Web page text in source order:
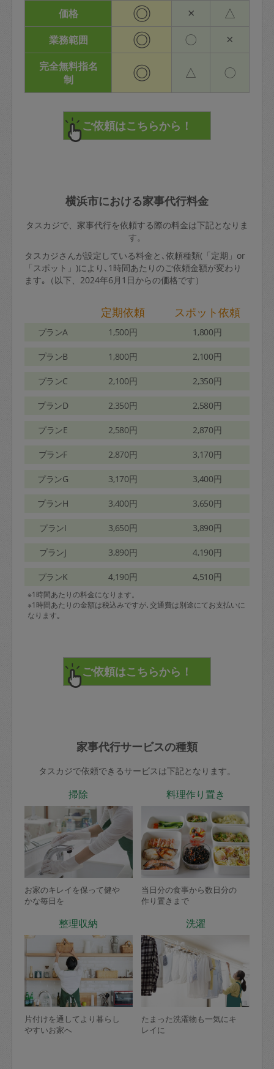
価格
◎ × △
業務範囲 ◎ 〇 ×
完全無料指名
制
◎ △ 〇
横浜市における家事代行料金
タスカジで、家事代行を依頼する際の料金は下記となりま
す。
タスカジさんが設定している料金と､依頼種類(「定期」or
「スポット」)により､1時間あたりのご依頼金額が変わり
ます｡（以下、2024年6月1日からの価格です）
定期依頼 スポット依頼
プランA 1,500円 1,800円
プランB 1,800円 2,100円
プランC 2,100円 2,350円
プランD 2,350円 2,580円
プランE 2,580円 2,870円
プランF 2,870円 3,170円
プランG 3,170円 3,400円
プランH 3,400円 3,650円
プランI 3,650円 3,890円
プランJ 3,890円 4,190円
プランK 4,190円 4,510円
※1時間あたりの料金になります。
※1時間あたりの金額は税込みですが､交通費は別途にてお支払いに
なります｡
家事代行サービスの種類
タスカジで依頼できるサービスは下記となります。
掃除
お家のキレイを保って健や
かな毎日を
料理作り置き
当日分の食事から数日分の
作り置きまで
整理収納
片付けを通してより暮らし
やすいお家へ
洗濯
たまった洗濯物も一気にキ
レイに